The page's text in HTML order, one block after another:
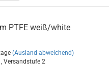
PTFE weiß/white
(Ausland abweichend)
Versandstufe 2